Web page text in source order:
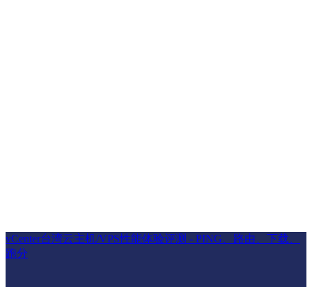
vCenter台湾云主机/VPS性能体验评测 - PING、路由、下载、
跑分